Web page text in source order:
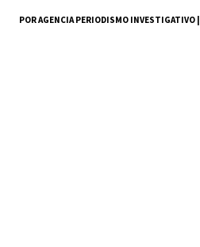
POR AGENCIA PERIODISMO INVESTIGATIVO |